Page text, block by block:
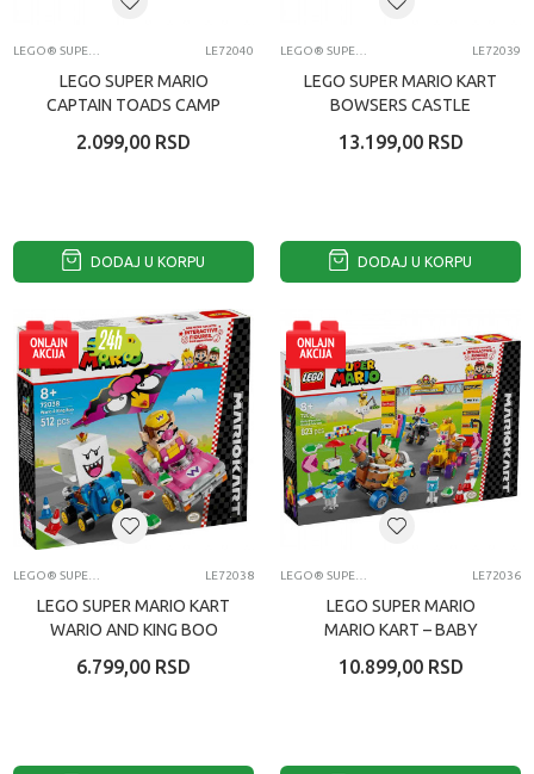
LE72040
LEGO SUPER MARIO
CAPTAIN TOADS CAMP
2.099,00 RSD
DODAJ U KORPU
LE72039
LEGO SUPER MARIO KART
BOWSERS CASTLE
13.199,00 RSD
DODAJ U KORPU
LE72038
LEGO SUPER MARIO KART
WARIO AND KING BOO
6.799,00 RSD
LE72036
LEGO SUPER MARIO
MARIO KART – BABY
SE
10.899,00 RSD